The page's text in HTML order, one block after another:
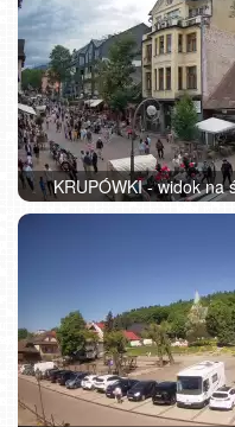
KRUPÓWKI - widok na